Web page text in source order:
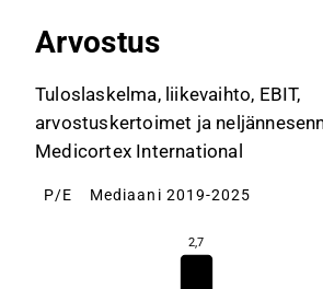
Arvostus
Tuloslaskelma, liikevaihto, EBIT,
arvostuskertoimet ja
Medicortex International
P/E Mediaani 2019-2025
2,7